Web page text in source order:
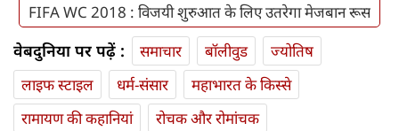
FIFA WC 2018 : विजयी शुरुआत के लिए उतरेगा मेजबान रूस
वेबदुनिया पर पढ़ें : समाचार बॉलीवुड
ज्योतिष
लाइफ स्‍टाइल
धर्म-संसार
महाभारत के किस्से
रामायण की कहानियां
रोचक और रोमांचक